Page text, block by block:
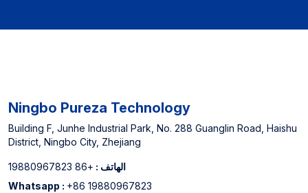
Ningbo Pureza Technology
Building F, Junhe Industrial Park, No. 288 Guanglin Road, Haishu
District, Ningbo City, Zhejiang
الهاتف : +86 19880967823
Whatsapp : +86 19880967823